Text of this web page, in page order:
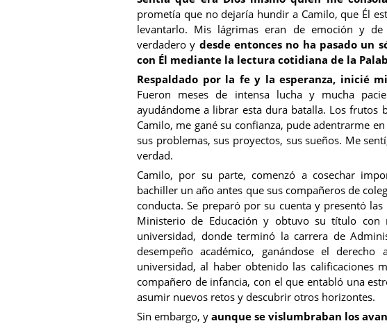
prometía que no dejaría hundir a Camilo, que Él
levantarlo. Mis lágrimas eran de emoción y de
verdadero y desde entonces no ha pasado un
con Él mediante la lectura cotidiana de la
Respaldado por la fe y la esperanza, inicié
Fueron meses de intensa lucha y mucha
ayudándome a librar esta dura batalla. Los frutos
Camilo, me gané su confianza, pude adentrarme
sus problemas, sus proyectos, sus sueños. Me
verdad.
Camilo, por su parte, comenzó a cosechar
bachiller un año antes que sus compañeros de
conducta. Se preparó por su cuenta y presentó
Ministerio de Educación y obtuvo su título con
universidad, donde terminó la carrera de
desempeño académico, ganándose el
universidad, al haber obtenido las calificaciones
compañero de infancia, con el que entabló una
asumir nuevos retos y descubrir otros horizontes.
Sin embargo, y aunque se vislumbraban los